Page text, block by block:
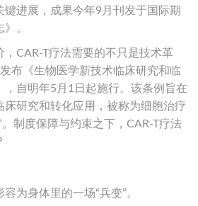
键进展，成果今年9月刊发于国际期
。
CAR-T疗法需要的不只是技术革
布《生物医学新技术临床研究和临
，自明年5月1日起施行。该条例旨在
床研究和转化应用，被称为细胞治疗
制度保障与约束之下，CAR-T疗法
为身体里的一场“兵变”。